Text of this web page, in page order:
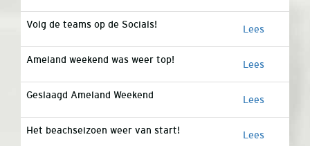
Volg de teams op de Socials! Lees
Ameland weekend was weer top! Lees
Geslaagd Ameland Weekend Lees
Het beachseizoen weer van start! Lees